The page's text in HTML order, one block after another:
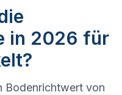
in 2026 für
Bodenrichtwert von